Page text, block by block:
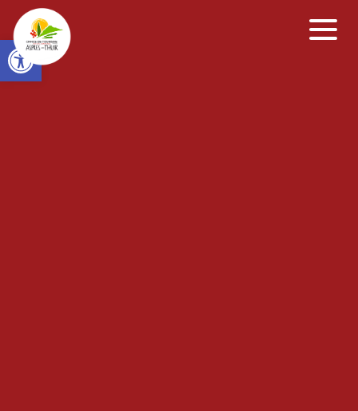
Open toolbar